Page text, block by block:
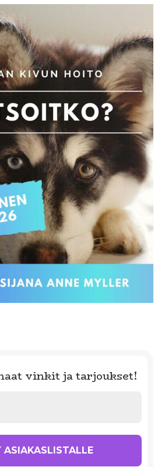
vinkit ja tarjoukset!